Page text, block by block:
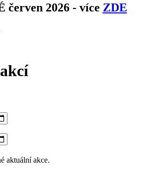
červen 2026 - více ZDE
aktuální akce.